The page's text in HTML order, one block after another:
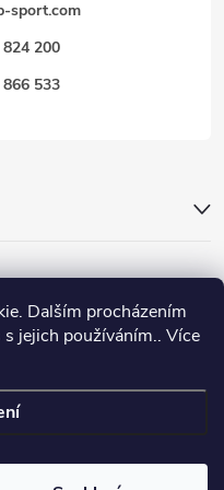
Dalším procházením
jejich používáním.. Více
sport.com
200
533
. Všechna práva vyhrazena.